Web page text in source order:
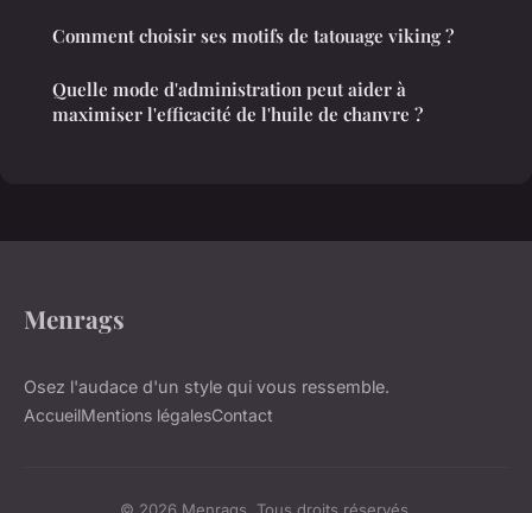
Comment choisir ses motifs de tatouage viking ?
Quelle mode d'administration peut aider à
maximiser l'efficacité de l'huile de chanvre ?
Menrags
Osez l'audace d'un style qui vous ressemble.
AccueilMentions légalesContact
© 2026 Menrags. Tous droits réservés.